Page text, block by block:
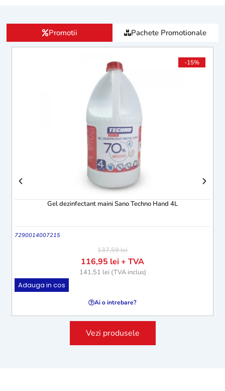
Promotii Pachete Promotionale
-15%
Gel dezinfectant maini Sano Techno Hand 4L
7290014007215
137,59lei
116,95 lei+ TVA
141,51 lei (TVA inclus)
Adauga in cos
Ai o intrebare?
Vezi produsele